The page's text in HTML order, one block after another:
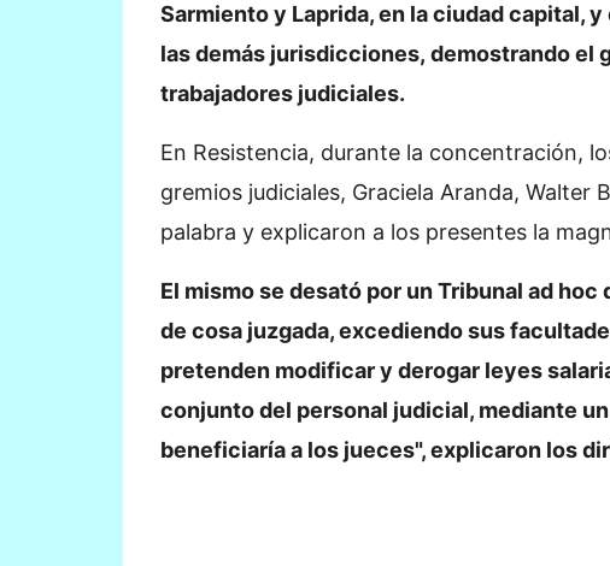
Sarmiento y Laprida, en la ciudad capital,
las demás jurisdicciones, demostrando el
trabajadores judiciales.
En Resistencia, durante la concentración,
gremios judiciales, Graciela Aranda, Walter
palabra y explicaron a los presentes la
El mismo se desató por un Tribunal ad
de cosa juzgada, excediendo sus
pretenden modificar y derogar leyes
conjunto del personal judicial, mediante
beneficiaría a los jueces", explicaron los